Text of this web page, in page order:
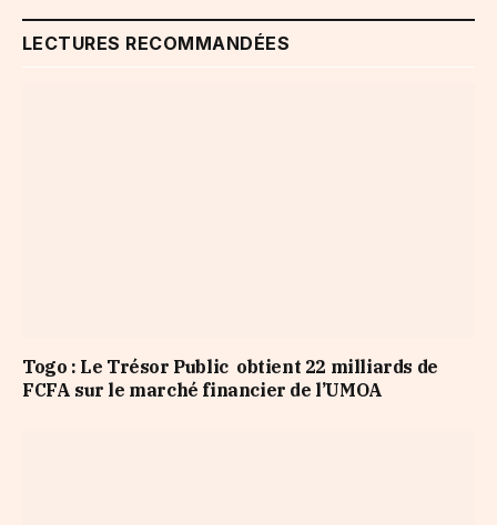
LECTURES RECOMMANDÉES
Togo : Le Trésor Public obtient 22 milliards de
FCFA sur le marché financier de l’UMOA